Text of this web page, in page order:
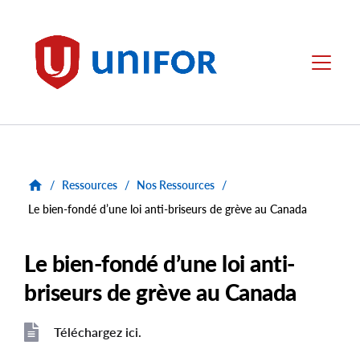
Unifor Menu
/ Ressources / Nos Ressources /
Le bien-fondé d’une loi anti-briseurs de grève au Canada
Le bien-fondé d’une loi anti-
briseurs de grève au Canada
Téléchargez ici.